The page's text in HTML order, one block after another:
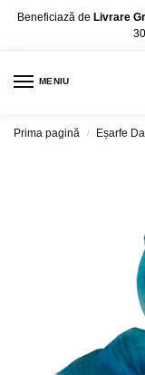
Beneficiază de Livrare
MENIU
Prima pagină / Eșarfe